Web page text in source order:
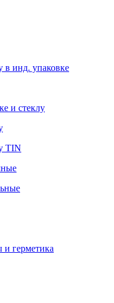
в инд. упаковке
и стеклу
TIN
и герметика